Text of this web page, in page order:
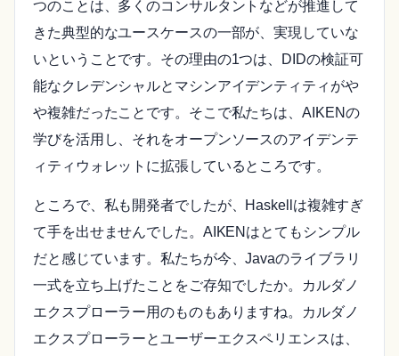
つのことは、多くのコンサルタントなどが推進して
きた典型的なユースケースの一部が、実現していな
いということです。その理由の1つは、DIDの検証可
能なクレデンシャルとマシンアイデンティティがや
や複雑だったことです。そこで私たちは、AIKENの
学びを活用し、それをオープンソースのアイデンテ
ィティウォレットに拡張しているところです。
ところで、私も開発者でしたが、Haskellは複雑すぎ
て手を出せませんでした。AIKENはとてもシンプル
だと感じています。私たちが今、Javaのライブラリ
一式を立ち上げたことをご存知でしたか。カルダノ
エクスプローラー用のものもありますね。カルダノ
エクスプローラーとユーザーエクスペリエンスは、